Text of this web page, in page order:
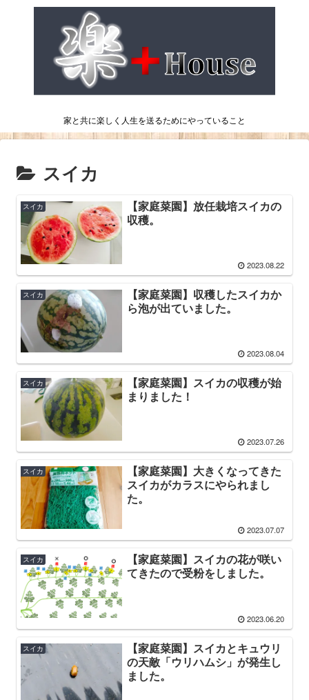
家と共に楽しく人生を送るためにやっていること
スイカ
スイカ
【家庭菜園】放任栽培スイカの
収穫。
2023.08.22
スイカ
【家庭菜園】収穫したスイカか
ら泡が出ていました。
2023.08.04
スイカ
【家庭菜園】スイカの収穫が始
まりました！
2023.07.26
スイカ
【家庭菜園】大きくなってきた
スイカがカラスにやられまし
た。
2023.07.07
スイカ
【家庭菜園】スイカの花が咲い
てきたので受粉をしました。
2023.06.20
スイカ
【家庭菜園】スイカとキュウリ
の天敵「ウリハムシ」が発生し
ました。